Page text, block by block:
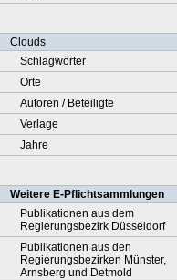
Clouds
Schlagwörter
Orte
Autoren / Beteiligte
Verlage
Jahre
Weitere E-Pflichtsammlungen
Publikationen aus dem
Regierungsbezirk Düsseldorf
Publikationen aus den
Regierungsbezirken Münster,
Arnsberg und Detmold